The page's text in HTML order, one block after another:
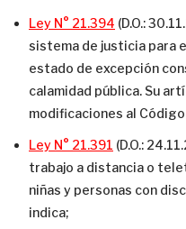
Ley N° 21.394 (D.O.:
sistema de justicia para
estado de excepción
calamidad pública. Su
modificaciones al
Ley N° 21.391 (D.O.:
trabajo a distancia o
niñas y personas con
indica;